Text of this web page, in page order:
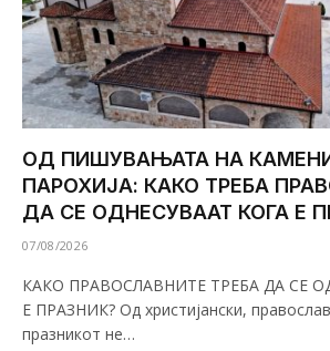
ОД ПИШУВАЊАТА НА
ПАРОХИЈА: КАКО ТРЕБА
ДА СЕ ОДНЕСУВААТ КОГА Е
07/08/2026
КАКО ПРАВОСЛАВНИТЕ ТРЕБА ДА СЕ
Е ПРАЗНИК? Од христијански,
празникот не…